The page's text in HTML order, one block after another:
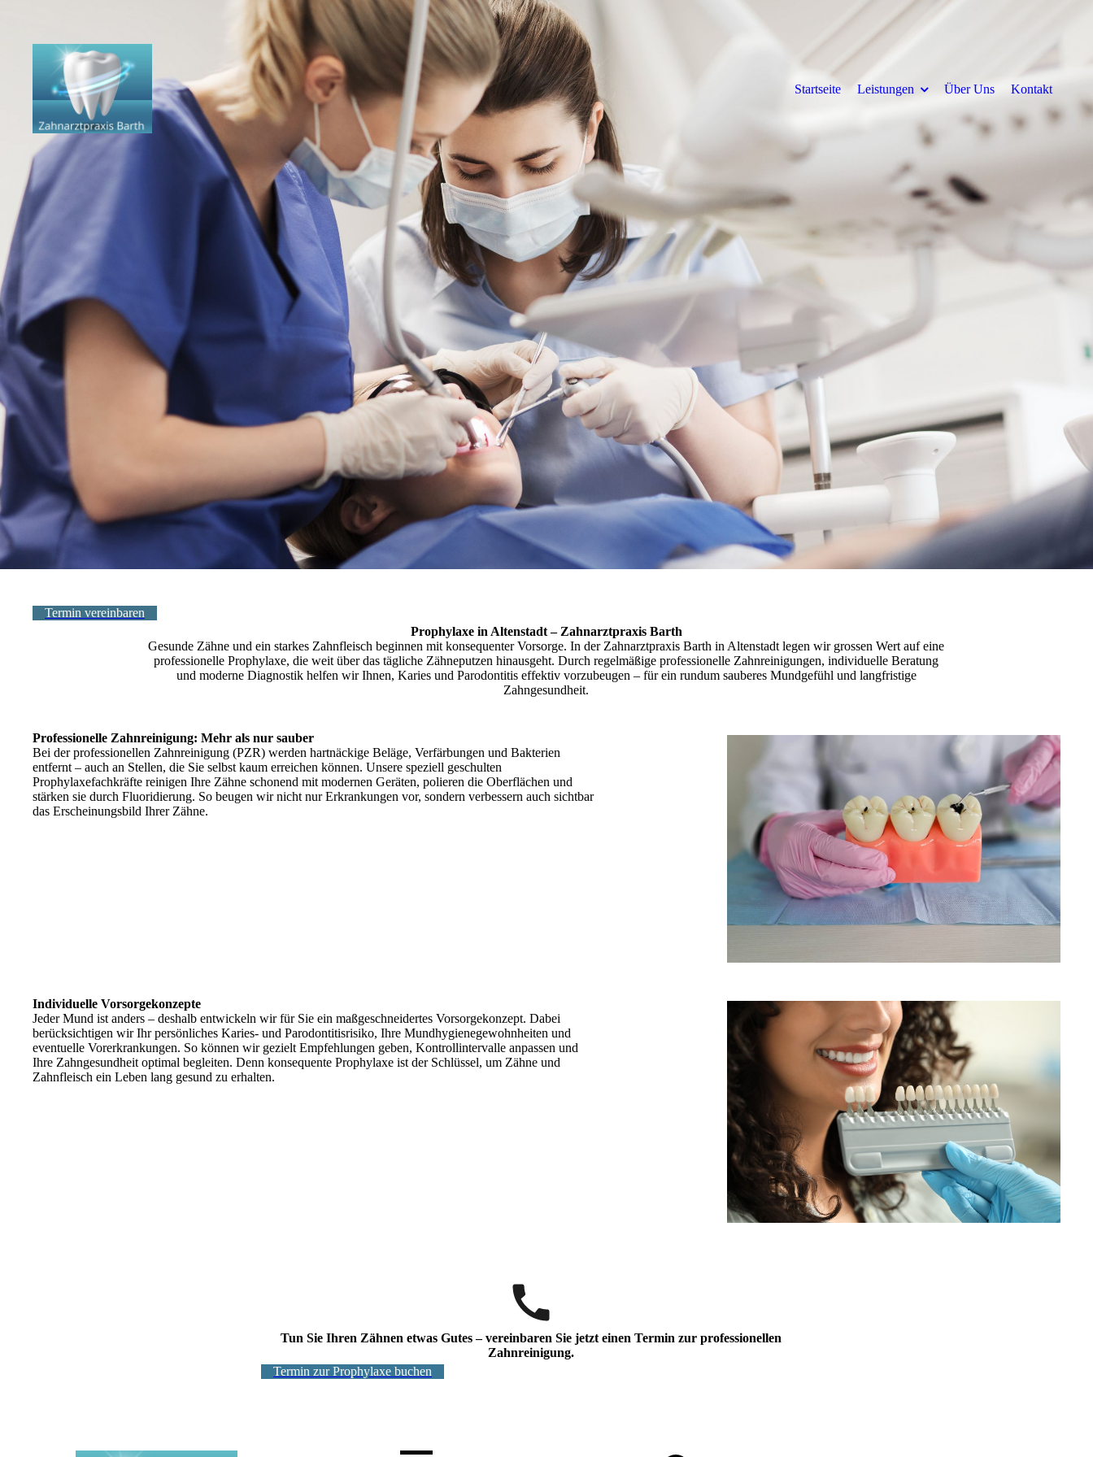
Startseite Leistungen Über Uns Kontakt
Termin vereinbaren
Prophylaxe in Altenstadt – Zahnarztpraxis Barth
Gesunde Zähne und ein starkes Zahnfleisch beginnen mit konsequenter Vorsorge. In der Zahnarztpraxis Barth in Altenstadt legen wir grossen Wert auf eine
professionelle Prophylaxe, die weit über das tägliche Zähneputzen hinausgeht. Durch regelmäßige professionelle Zahnreinigungen, individuelle Beratung
und moderne Diagnostik helfen wir Ihnen, Karies und Parodontitis effektiv vorzubeugen – für ein rundum sauberes Mundgefühl und langfristige
Zahngesundheit.
Professionelle Zahnreinigung: Mehr als nur sauber
Bei der professionellen Zahnreinigung (PZR) werden hartnäckige Beläge, Verfärbungen und Bakterien
entfernt – auch an Stellen, die Sie selbst kaum erreichen können. Unsere speziell geschulten
Prophylaxefachkräfte reinigen Ihre Zähne schonend mit modernen Geräten, polieren die Oberflächen und
stärken sie durch Fluoridierung. So beugen wir nicht nur Erkrankungen vor, sondern verbessern auch sichtbar
das Erscheinungsbild Ihrer Zähne.
Individuelle Vorsorgekonzepte
Jeder Mund ist anders – deshalb entwickeln wir für Sie ein maßgeschneidertes Vorsorgekonzept. Dabei
berücksichtigen wir Ihr persönliches Karies- und Parodontitisrisiko, Ihre Mundhygienegewohnheiten und
eventuelle Vorerkrankungen. So können wir gezielt Empfehlungen geben, Kontrollintervalle anpassen und
Ihre Zahngesundheit optimal begleiten. Denn konsequente Prophylaxe ist der Schlüssel, um Zähne und
Zahnfleisch ein Leben lang gesund zu erhalten.
Tun Sie Ihren Zähnen etwas Gutes – vereinbaren Sie jetzt einen Termin zur professionellen
Zahnreinigung.
Termin zur Prophylaxe buchen